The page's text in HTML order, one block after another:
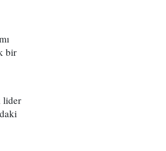
bir
lider